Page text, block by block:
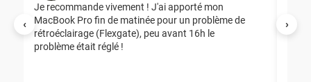
‹ ›
Je recommande vivement ! J'ai apporté mon
MacBook Pro fin de matinée pour un problème de
rétroéclairage (Flexgate), peu avant 16h le
problème était réglé !